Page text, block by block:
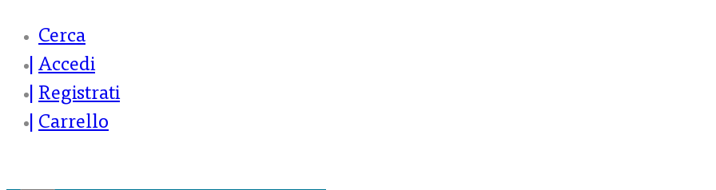
Cerca
Accedi
Registrati
Carrello